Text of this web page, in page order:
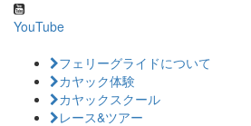
YouTube
フェリーグライドについて
カヤック体験
カヤックスクール
レース&ツアー